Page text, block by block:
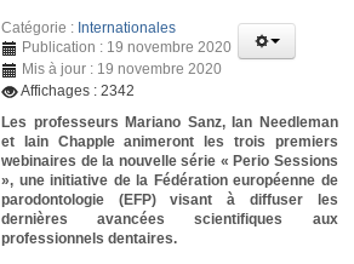
Catégorie : Internationales
Publication : 19 novembre 2020
Mis à jour : 19 novembre 2020
Affichages : 2342
Les professeurs Mariano Sanz, Ian Needleman
et Iain Chapple animeront les trois premiers
webinaires de la nouvelle série « Perio Sessions
», une initiative de la Fédération européenne de
parodontologie (EFP) visant à diffuser les
dernières avancées scientifiques aux
professionnels dentaires.